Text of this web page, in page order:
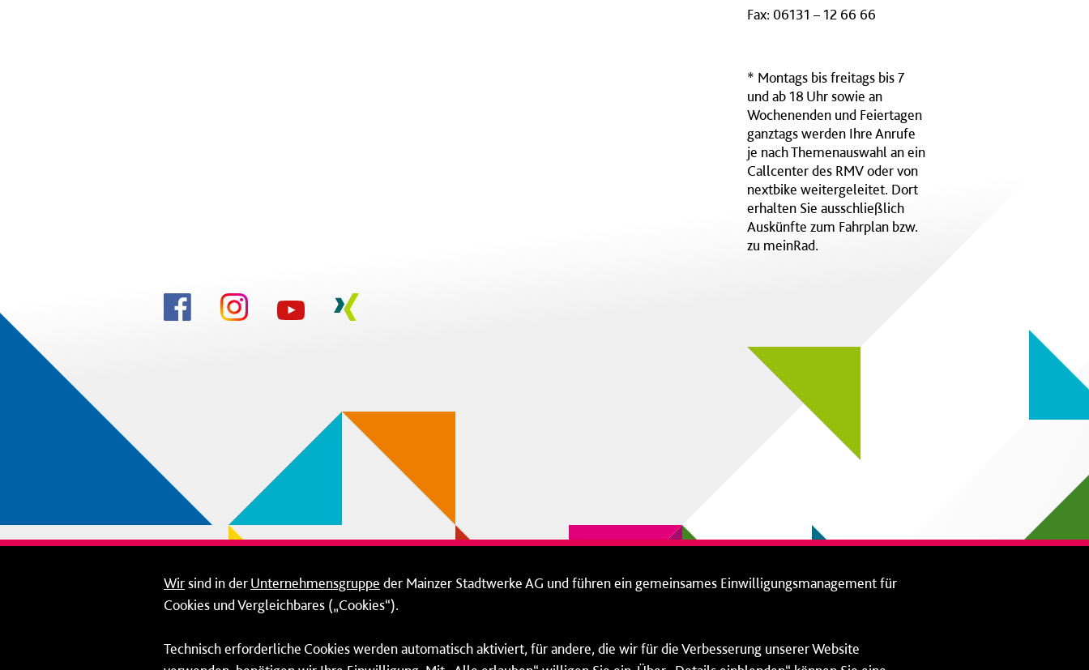
Fax: 06131 – 12 66 66
* Montags bis freitags bis 7
und ab 18 Uhr sowie an
Wochenenden und Feiertagen
ganztags werden Ihre Anrufe
je nach Themenauswahl an ein
Callcenter des RMV oder von
nextbike weitergeleitet. Dort
erhalten Sie ausschließlich
Auskünfte zum Fahrplan bzw.
zu meinRad.
Wirsind in derUnternehmensgruppe der Mainzer Stadtwerke AG und führen ein gemeinsames Einwilligungsmanagement für
Cookies und Vergleichbares („Cookies“).
Technisch erforderliche Cookies werden automatisch aktiviert, für andere, die wir für die Verbesserung unserer Website